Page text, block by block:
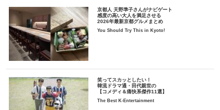
京都人 天野準子さんがナビゲート
感度の高い大人を満足させる
2026年最新京都グルメまとめ
You Should Try This in Kyoto!
笑ってスカッとしたい！
韓流ドラマ通・田代親世の
【コメディ＆痛快系傑作11選】
The Best K-Entertainment